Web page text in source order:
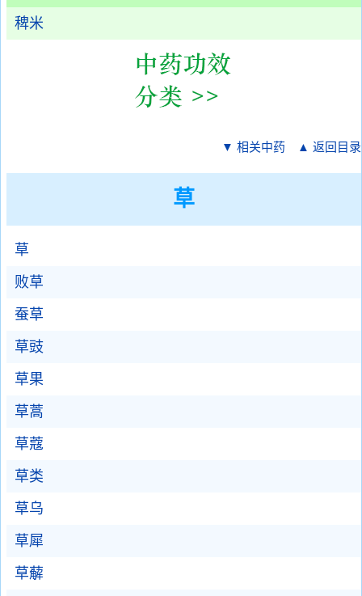
稗米
▼ 相关中药 ▲ 返回目录
草
草
败草
蚕草
草豉
草果
草蒿
草蔻
草类
草乌
草犀
草薢